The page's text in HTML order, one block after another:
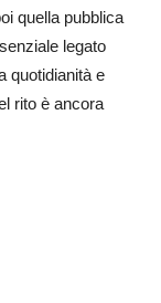
quella pubblica
legato
quotidianità e
rito è ancora